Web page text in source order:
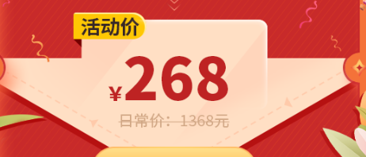
立即购买
您当前未登录！建议登陆后购买，可保存购买订单